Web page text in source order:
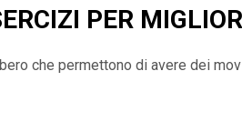
PER
che permettono di avere dei